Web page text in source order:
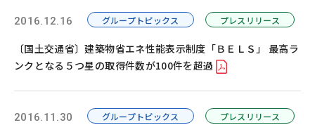
2016.12.16 グループトピックス プレスリリース
〔国土交通省〕建築物省エネ性能表示制度「ＢＥＬＳ」 最高ラ
ンクとなる５つ星の取得件数が100件を超過
2016.11.30 グループトピックス プレスリリース